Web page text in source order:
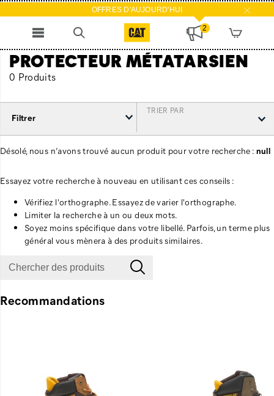
OFFRES D'AUJOURD'HUI
2
PROTECTEUR MÉTATARSIEN
0 Produits
Filtrer
TRIER PAR
Désolé, nous n’avons trouvé aucun produit pour votre recherche : null
Essayez votre recherche à nouveau en utilisant ces conseils :
Vérifiez l'orthographe. Essayez de varier l'orthographe.
Limiter la recherche à un ou deux mots.
Soyez moins spécifique dans votre libellé. Parfois, un terme plus
général vous mènera à des produits similaires.
Recommandations